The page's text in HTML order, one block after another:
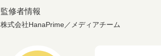
監修者情報
株式会社HanaPrime／メディアチーム